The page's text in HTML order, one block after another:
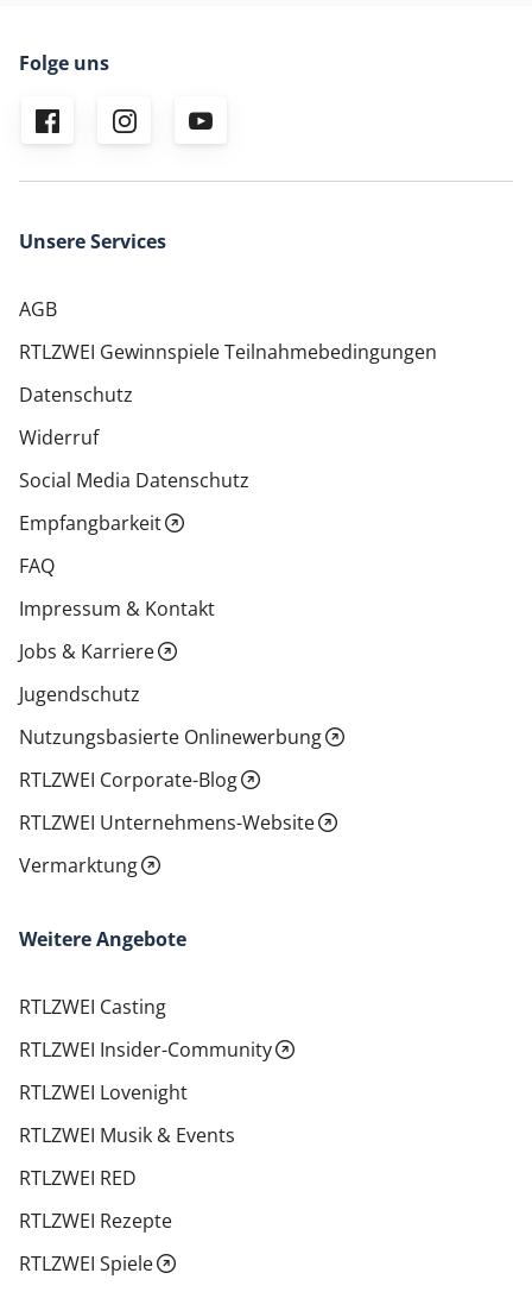
Folge uns
Unsere Services
AGB
RTLZWEI Gewinnspiele Teilnahmebedingungen
Datenschutz
Widerruf
Social Media Datenschutz
Empfangbarkeit
FAQ
Impressum & Kontakt
Jobs & Karriere
Jugendschutz
Nutzungsbasierte Onlinewerbung
RTLZWEI Corporate-Blog
RTLZWEI Unternehmens-Website
Vermarktung
Weitere Angebote
RTLZWEI Casting
RTLZWEI Insider-Community
RTLZWEI Lovenight
RTLZWEI Musik & Events
RTLZWEI RED
RTLZWEI Rezepte
RTLZWEI Spiele